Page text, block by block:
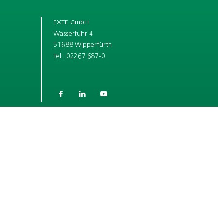
EXTE GmbH
Wasserfuhr 4
51688 Wipperfürth
Tel.: 02267.687-0
  